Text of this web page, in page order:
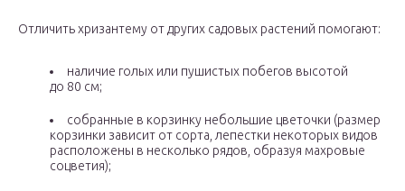
Отличить хризантему от других садовых растений помогают:
наличие голых или пушистых побегов высотой
до 80 см;
собранные в корзинку небольшие цветочки (размер
корзинки зависит от сорта, лепестки некоторых видов
расположены в несколько рядов, образуя махровые
соцветия);